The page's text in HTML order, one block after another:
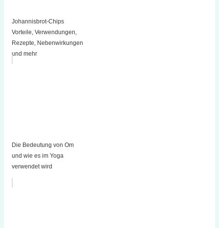
Johannisbrot-Chips
Vorteile, Verwendungen,
Rezepte, Nebenwirkungen
und mehr
Die Bedeutung von Om
und wie es im Yoga
verwendet wird